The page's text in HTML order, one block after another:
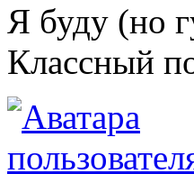
Я буду (но
Классный